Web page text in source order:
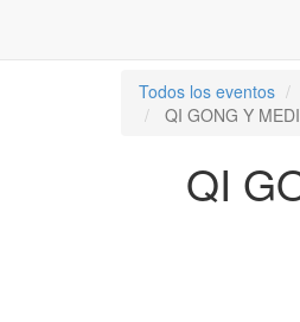
Todos los eventos
QI GONG Y
QI